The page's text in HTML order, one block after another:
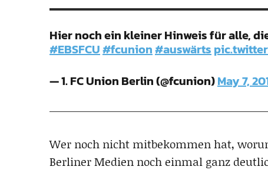
Hier noch ein kleiner Hinweis für alle,
#EBSFCU#fcunion#auswärts
— 1. FC Union Berlin (@fcunion)May 7,
Wer noch nicht mitbekommen hat,
Berliner Medien noch einmal ganz